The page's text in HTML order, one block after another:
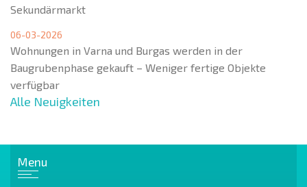
Sekundärmarkt
06-03-2026
Wohnungen in Varna und Burgas werden in der
Baugrubenphase gekauft – Weniger fertige Objekte
verfügbar
Alle Neuigkeiten
Menu